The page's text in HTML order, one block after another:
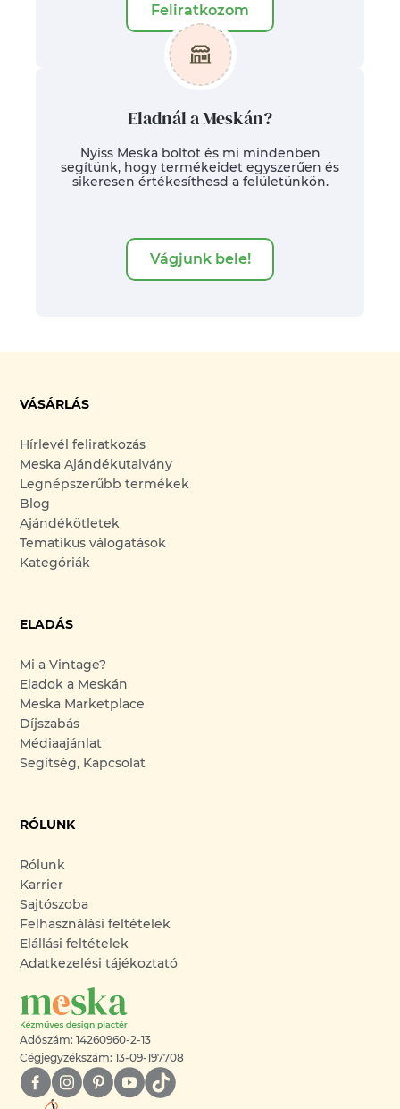
Feliratkozom
Eladnál a Meskán?
Nyiss Meska boltot és mi mindenben
segítünk, hogy termékeidet egyszerűen és
sikeresen értékesíthesd a felületünkön.
Vágjunk bele!
VÁSÁRLÁS
Hírlevél feliratkozás
Meska Ajándékutalvány
Legnépszerűbb termékek
Blog
Ajándékötletek
Tematikus válogatások
Kategóriák
ELADÁS
Mi a Vintage?
Eladok a Meskán
Meska Marketplace
Díjszabás
Médiaajánlat
Segítség, Kapcsolat
RÓLUNK
Rólunk
Karrier
Sajtószoba
Felhasználási feltételek
Elállási feltételek
Adatkezelési tájékoztató
Adószám: 14260960-2-13
Cégjegyzékszám: 13-09-197708